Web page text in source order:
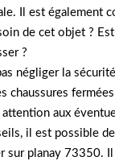
Il est également
de cet objet ?
?
négliger la
chaussures
aux
il est possible
sur planay 73350.